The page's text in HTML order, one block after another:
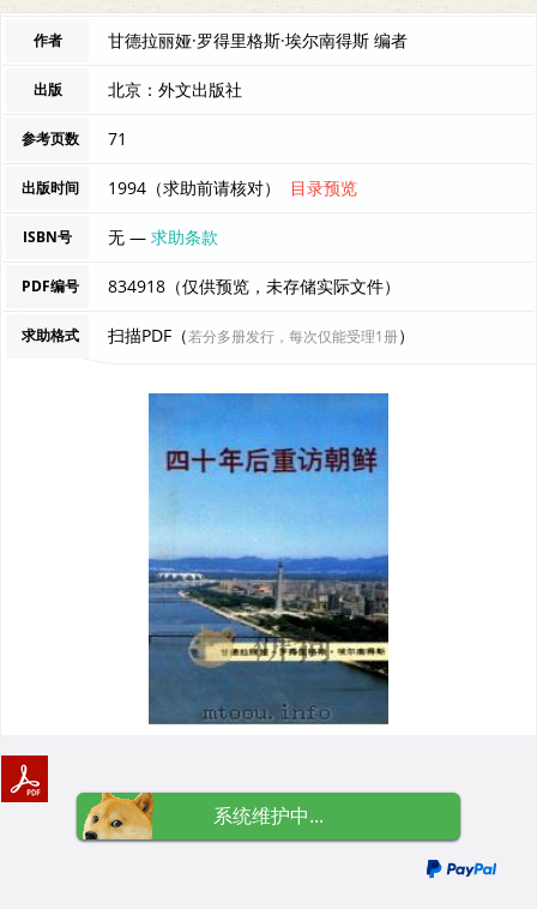
作者 甘德拉丽娅·罗得里格斯·埃尔南得斯 编者
出版 北京：外文出版社
参考页数 71
出版时间 1994（求助前请核对） 目录预览
ISBN号 无 —求助条款
PDF编号 834918（仅供预览，未存储实际文件）
求助格式 扫描PDF（若分多册发行，每次仅能受理1册）
系统维护中...